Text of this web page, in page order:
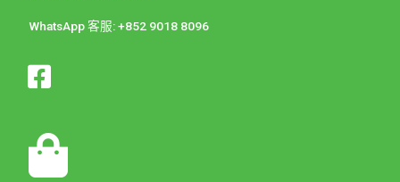
WhatsApp 客服: +852 9018 8096